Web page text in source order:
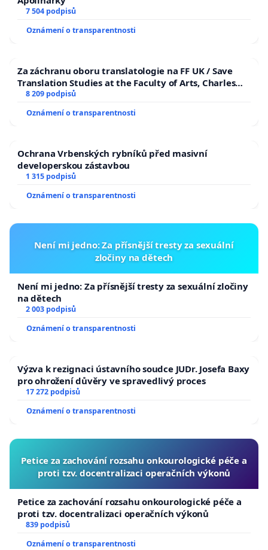
7 504 podpisů
Oznámení o transparentnosti
Za záchranu oboru translatologie na FF UK / Save
Translation Studies at the Faculty of Arts, Charles
University
8 209 podpisů
Oznámení o transparentnosti
Ochrana Vrbenských rybníků před masivní
developerskou zástavbou
1 315 podpisů
Oznámení o transparentnosti
Není mi jedno: Za přísnější tresty za sexuální
zločiny na dětech
Není mi jedno: Za přísnější tresty za sexuální zločiny
na dětech
2 003 podpisů
Oznámení o transparentnosti
Výzva k rezignaci ústavního soudce JUDr. Josefa Baxy
pro ohrožení důvěry ve spravedlivý proces
17 272 podpisů
Oznámení o transparentnosti
Petice za zachování rozsahu onkourologické péče a
proti tzv. docentralizaci operačních výkonů
Petice za zachování rozsahu onkourologické péče a
proti tzv. docentralizaci operačních výkonů
839 podpisů
Oznámení o transparentnosti